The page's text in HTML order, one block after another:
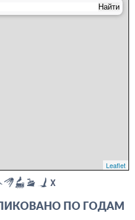
Leaflet
X
ПО ГОДАМ